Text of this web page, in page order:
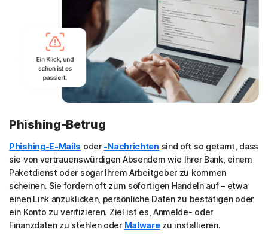
Phishing-Betrug
Phishing-E-Mails oder -Nachrichten sind oft so getarnt, dass
sie von vertrauenswürdigen Absendern wie Ihrer Bank, einem
Paketdienst oder sogar Ihrem Arbeitgeber zu kommen
scheinen. Sie fordern oft zum sofortigen Handeln auf – etwa
einen Link anzuklicken, persönliche Daten zu bestätigen oder
ein Konto zu verifizieren. Ziel ist es, Anmelde- oder
Finanzdaten zu stehlen oder Malwarezu installieren.